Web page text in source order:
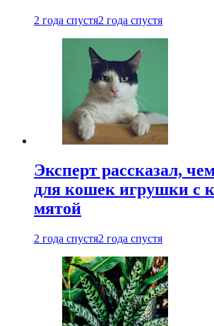
2 года спустя2 года спустя
Эксперт рассказал,
для кошек игрушки с
мятой
2 года спустя2 года спустя